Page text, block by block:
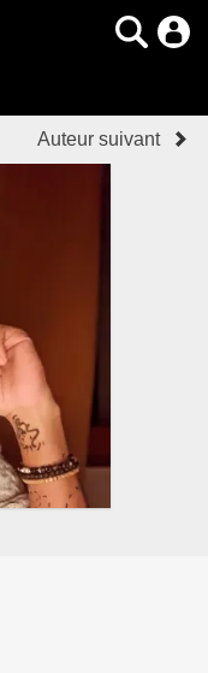
Auteur suivant